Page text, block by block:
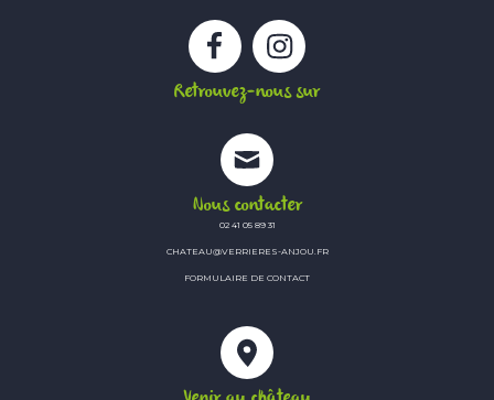
Retrouvez-nous sur
FacebookInstagram
Nous contacter
02 41 05 89 31
CHATEAU@VERRIERES-ANJOU.FR
FORMULAIRE DE CONTACT